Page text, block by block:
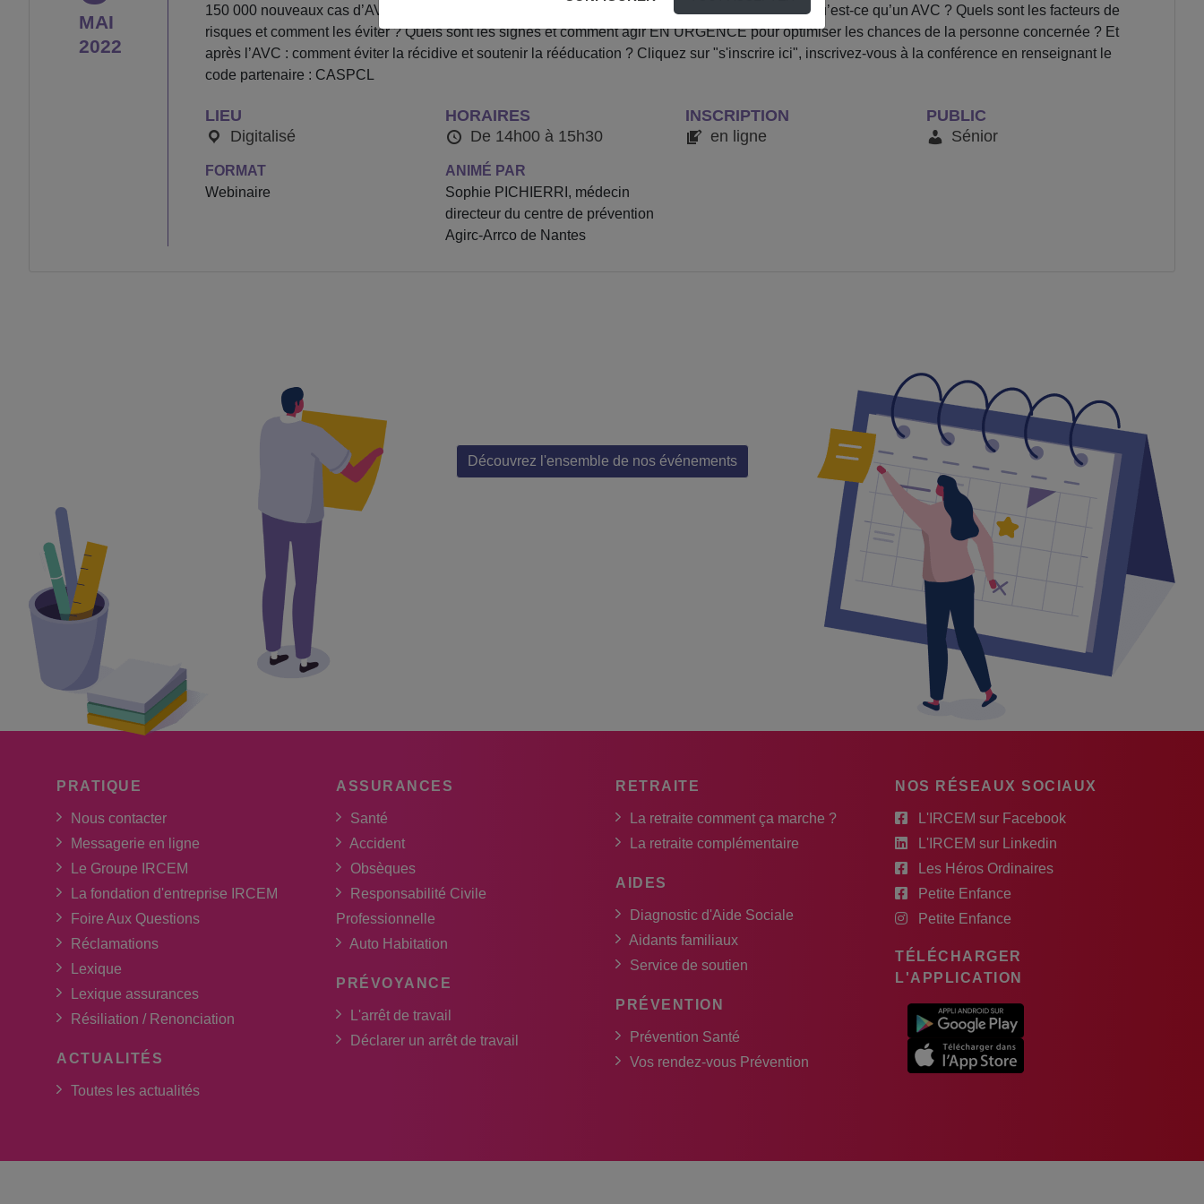
MAI
2022
150 000 nouveaux cas d’AVC (Accident Vasculaire Cérébral) en France chaque année … Mais qu’est-ce qu’un AVC ? Quels sont les facteurs de
risques et comment les éviter ? Quels sont les signes et comment agir EN URGENCE pour optimiser les chances de la personne concernée ? Et
après l’AVC : comment éviter la récidive et soutenir la rééducation ? Cliquez sur "s'inscrire ici", inscrivez-vous à la conférence en renseignant le
code partenaire : CASPCL
LIEU
Digitalisé
HORAIRES
De 14h00 à 15h30
INSCRIPTION
en ligne
PUBLIC
Sénior
FORMAT
Webinaire
ANIMÉ PAR
Sophie PICHIERRI, médecin
directeur du centre de prévention
Agirc-Arrco de Nantes
Découvrez l'ensemble de nos événements
PRATIQUE
Nous contacter
Messagerie en ligne
Le Groupe IRCEM
La fondation d'entreprise IRCEM
Foire Aux Questions
Réclamations
Lexique
Lexique assurances
Résiliation / Renonciation
ACTUALITÉS
Toutes les actualités
ASSURANCES
Santé
Accident
Obsèques
Responsabilité Civile
Professionnelle
Auto Habitation
PRÉVOYANCE
L'arrêt de travail
Déclarer un arrêt de travail
RETRAITE
La retraite comment ça marche ?
La retraite complémentaire
AIDES
Diagnostic d'Aide Sociale
Aidants familiaux
Service de soutien
PRÉVENTION
Prévention Santé
Vos rendez-vous Prévention
NOS RÉSEAUX SOCIAUX
L'IRCEM sur Facebook
L'IRCEM sur Linkedin
Les Héros Ordinaires
Petite Enfance
Petite Enfance
TÉLÉCHARGER
L'APPLICATION